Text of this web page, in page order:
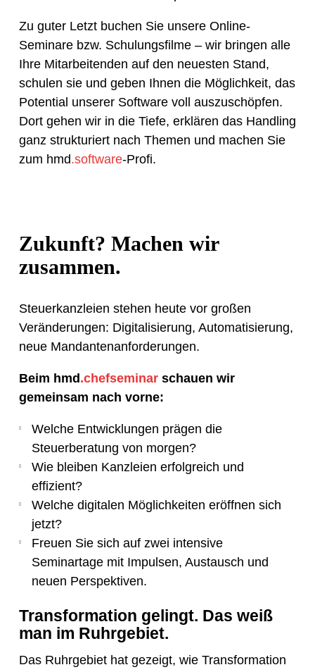
Zu guter Letzt buchen Sie unsere Online-
Seminare bzw. Schulungsfilme – wir bringen alle
Ihre Mitarbeitenden auf den neuesten Stand,
schulen sie und geben Ihnen die Möglichkeit, das
Potential unserer Software voll auszuschöpfen.
Dort gehen wir in die Tiefe, erklären das Handling
ganz strukturiert nach Themen und machen Sie
zum hmd.software-Profi.
Zukunft? Machen wir
zusammen.
Steuerkanzleien stehen heute vor großen
Veränderungen: Digitalisierung, Automatisierung,
neue Mandantenanforderungen.
Beim hmd .chefseminar schauen wir
gemeinsam nach vorne:
Welche Entwicklungen prägen die
Steuerberatung von morgen?
Wie bleiben Kanzleien erfolgreich und
effizient?
Welche digitalen Möglichkeiten eröffnen sich
jetzt?
Freuen Sie sich auf zwei intensive
Seminartage mit Impulsen, Austausch und
neuen Perspektiven.
Transformation gelingt. Das weiß
man im Ruhrgebiet.
Das Ruhrgebiet hat gezeigt, wie Transformation